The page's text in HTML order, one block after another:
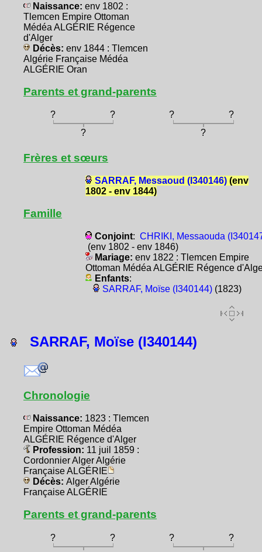
Naissance: env 1802 :
Tlemcen Empire Ottoman
Médéa ALGÉRIE Régence
d'Alger
Décès: env 1844 : Tlemcen
Algérie Française Médéa
ALGÉRIE Oran
Parents et grand-parents
? ? ?
?
?
?
Frères et sœurs
SARRAF, Messaoud (I340146)(env
1802 - env 1844)
Famille
Conjoint: CHRIKI, Messaouda
(env 1802 - env 1846)
Mariage: env 1822 : Tlemcen Empire
Ottoman Médéa ALGÉRIE Régence
Enfants:
SARRAF, Moïse (I340144)(1823)
SARRAF, Moïse (I340144)
Chronologie
Naissance: 1823 : Tlemcen
Empire Ottoman Médéa
ALGÉRIE Régence d'Alger
Profession: 11 juil 1859 :
Cordonnier Alger Algérie
Française ALGÉRIE
Décès: Alger Algérie
Française ALGÉRIE
Parents et grand-parents
? ? ?
?